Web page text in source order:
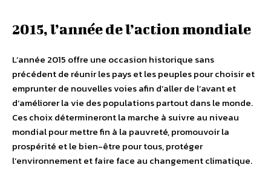
2015, l’année de l’action mondiale
L’année 2015 offre une occasion historique sans
précédent de réunir les pays et les peuples pour choisir et
emprunter de nouvelles voies afin d’aller de l’avant et
d’améliorer la vie des populations partout dans le monde.
Ces choix détermineront la marche à suivre au niveau
mondial pour mettre fin à la pauvreté, promouvoir la
prospérité et le bien-être pour tous, protéger
l’environnement et faire face au changement climatique.